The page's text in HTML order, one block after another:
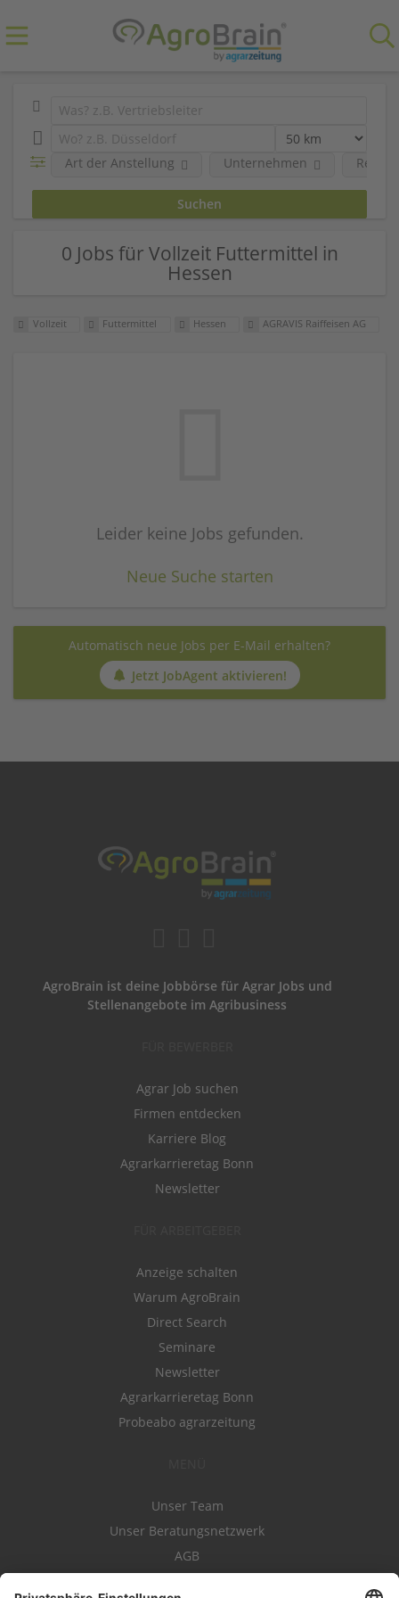
Art der Anstellung Unternehmen Region
0 Jobs für Vollzeit Futtermittel in
Hessen
Vollzeit Futtermittel Hessen AGRAVIS Raiffeisen AG
Leider keine Jobs gefunden.
Neue Suche starten
Automatisch neue Jobs per E-Mail erhalten?
Jetzt JobAgent aktivieren!
AgroBrain ist deine Jobbörse für Agrar Jobs und
Stellenangebote im Agribusiness
Agrar Job suchen
Firmen entdecken
Karriere Blog
Agrarkarrieretag Bonn
Newsletter
Anzeige schalten
Warum AgroBrain
Direct Search
Seminare
Newsletter
Agrarkarrieretag Bonn
Probeabo agrarzeitung
Unser Team
Unser Beratungsnetzwerk
AGB